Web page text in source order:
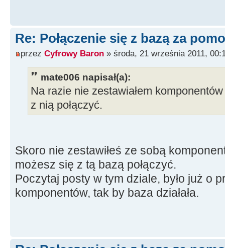
Re: Połączenie się z bazą za
przez Cyfrowy Baron » środa, 21 września 2011,
mate006 napisał(a):
Na razie nie zestawiałem
z nią połączyć.
Skoro nie zestawiłeś ze sobą
możesz się z tą bazą połączyć.
Poczytaj posty w tym dziale, było już o
komponentów, tak by baza działała.